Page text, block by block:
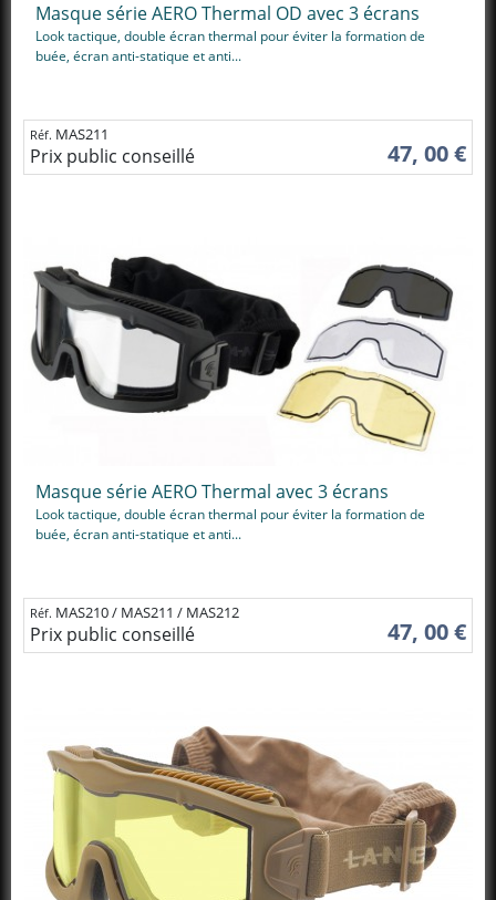
Masque série AERO Thermal OD avec 3 écrans
Look tactique, double écran thermal pour éviter la formation de
buée, écran anti-statique et anti...
Réf. MAS211
Prix public conseillé 47, 00 €
Masque série AERO Thermal avec 3 écrans
Look tactique, double écran thermal pour éviter la formation de
buée, écran anti-statique et anti...
Réf. MAS210 / MAS211 / MAS212
Prix public conseillé 47, 00 €